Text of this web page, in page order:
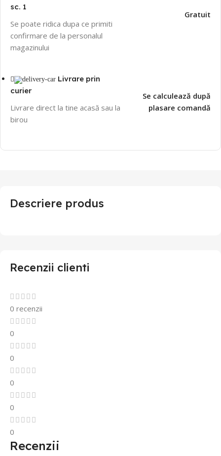
sc. 1
Se poate ridica dupa ce primiti
confirmare de la personalul
magazinului
Gratuit
Livrare prin
curier
Livrare direct la tine acasă sau la
birou
Se calculează după
plasare comandă
Descriere produs
Recenzii clienti
0 recenzii
0
0
0
0
0
Recenzii